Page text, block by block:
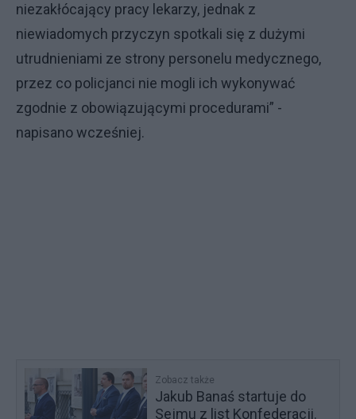
niezakłócający pracy lekarzy, jednak z
niewiadomych przyczyn spotkali się z dużymi
utrudnieniami ze strony personelu medycznego,
przez co policjanci nie mogli ich wykonywać
zgodnie z obowiązującymi procedurami” -
napisano wcześniej.
Zobacz także
Jakub Banaś startuje do
Sejmu z list Konfederacji.